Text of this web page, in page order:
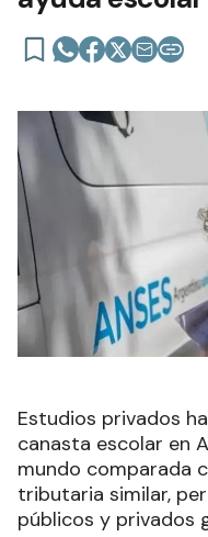
Estudios privados
canasta escolar en
mundo comparada
tributaria similar,
públicos y privados